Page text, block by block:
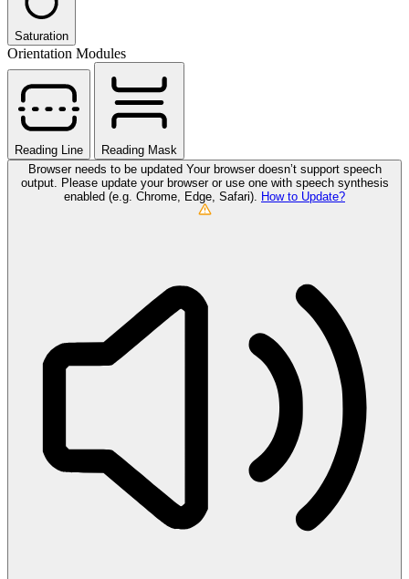
Saturation
Orientation Modules
Reading Line
Reading Mask
Browser needs to be updated Your browser doesn’t support speech
output. Please update your browser or use one with speech synthesis
enabled (e.g. Chrome, Edge, Safari). How to Update?